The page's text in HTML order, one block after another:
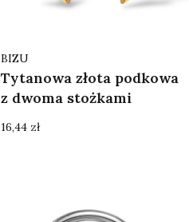
Tytanowa złota podkowa
z dwoma stożkami
Producent
BIZU
Cena
16,44 zł